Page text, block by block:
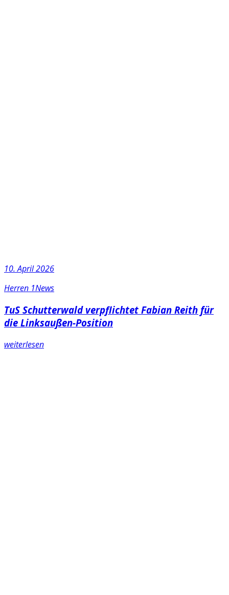
10. April 2026
Herren 1News
TuS Schutterwald verpflichtet Fabian Reith für
die Linksaußen-Position
weiterlesen